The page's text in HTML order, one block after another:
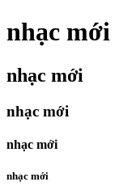
nhạc mới
nhạc mới
nhạc mới
nhạc mới
nhạc mới